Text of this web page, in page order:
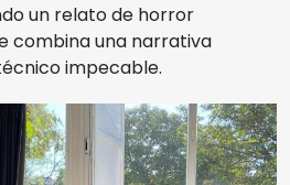
un relato de horror
combina una narrativa
impecable.